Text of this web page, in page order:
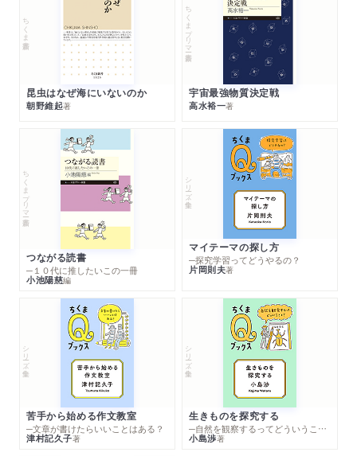
ちくま新書
昆虫はなぜ海にいないのか
朝野維起著
ちくまプリマー新書
宇宙最強物質決定戦
高水裕一著
ちくまプリマー新書
つながる読書
─１０代に推したいこの一冊
小池陽慈編
シリーズ・全集
マイテーマの探し方
─探究学習ってどうやるの？
片岡則夫著
シリーズ・全集
苦手から始める作文教室
─文章が書けたらいいことはある？
津村記久子著
シリーズ・全集
生きものを探究する
─自然を観察するってどういうこと？
小島渉著